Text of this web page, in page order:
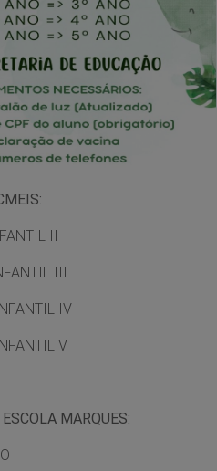
II
III
IV
V
ESCOLA MARQUES: